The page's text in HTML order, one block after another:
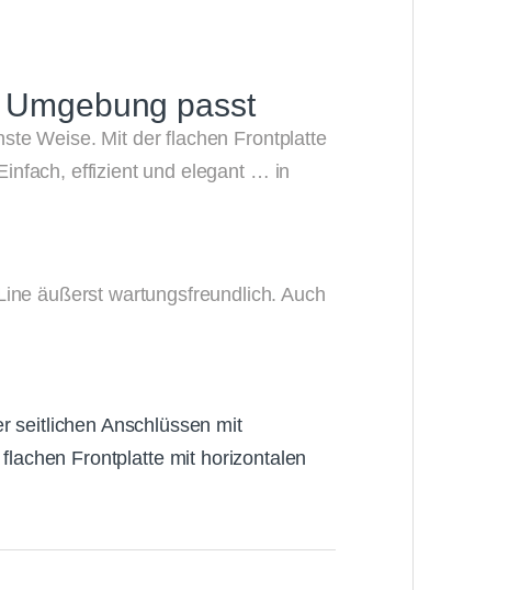
passt
Weise. Mit der flachen Frontplatte
effizient und elegant … in
äußerst wartungsfreundlich.Auch
seitlichen Anschlüssen mit
Frontplatte mit horizontalen